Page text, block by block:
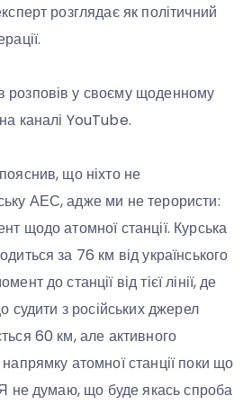
розглядає як політичний
у своєму щоденному
каналі YouTube.
що ніхто не
АЕС, адже ми не терористи:
щодо атомної станції. Курська
за 76 км від українського
до станції від тієї лінії, де
судити з російських джерел
60 км, але активного
атомної станції поки що
Я не думаю, що буде якась спроба